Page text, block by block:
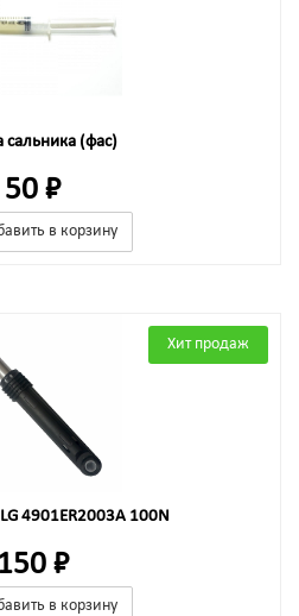
сальника (фас)
50 ₽
в корзину
Хит продаж
4901ER2003A 100N
150 ₽
в корзину